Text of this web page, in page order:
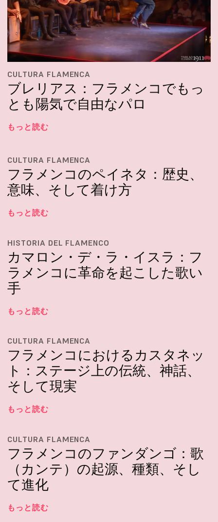
CULTURA FLAMENCA
ブレリアス：フラメンコでもっ
とも陽気で自由なパロ
もっと読む
CULTURA FLAMENCA
フラメンコのペイネタ：歴史、
意味、そして着け方
もっと読む
HISTORIA DEL FLAMENCO
カマロン・デ・ラ・イスラ：フ
ラメンコに革命を起こした歌い
手
もっと読む
CULTURA FLAMENCA
フラメンコにおけるカスタネッ
ト：ステージ上の伝統、神話、
そして現実
もっと読む
CULTURA FLAMENCA
フラメンコのファンダンゴ：歌
（カンテ）の起源、種類、そし
て進化
もっと読む